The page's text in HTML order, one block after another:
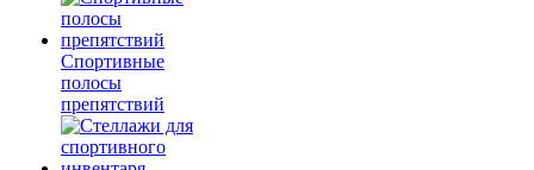
Спортивные
полосы
препятствий